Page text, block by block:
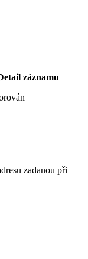
záznamu
zadanou při